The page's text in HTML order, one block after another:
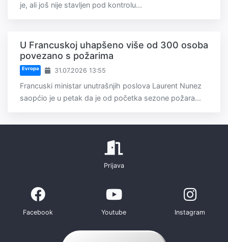
je, ali još nije stavljen pod kontrolu...
U Francuskoj uhapšeno više od 300 osoba
povezano s požarima
Evropa 31.07.2026 13:55
Francuski ministar unutrašnjih poslova Laurent Nunez
saopćio je u petak da je od početka sezone požara...
Prijava
Facebook Youtube Instagram